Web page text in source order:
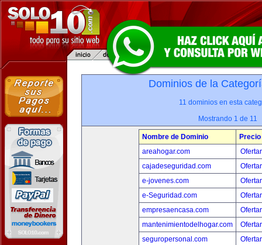
Dominios de la
11 dominios en esta
Mostrando 1 de 11
Nombre de Dominio
Precio
areahogar.com
cajadeseguridad.com
e-jovenes.com
e-Seguridad.com
empresaencasa.com
mantenimientodelhogar.com
seguropersonal.com